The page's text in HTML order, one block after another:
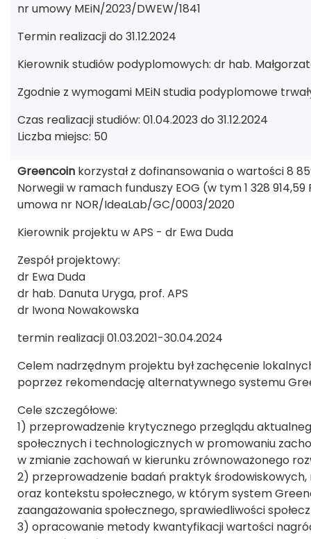
nr umowy MEiN/2023/DWEW/1841
Termin realizacji do 31.12.2024
Kierownik studiów podyplomowych: dr hab.
Zgodnie z wymogami MEiN studia podyplomowe
Czas realizacji studiów: 01.04.2023 do 31.12.2024
Liczba miejsc: 50
Greencoin korzystał z dofinansowania o wartości 8
Norwegii w ramach funduszy EOG (w tym 1 328
umowa nr NOR/IdeaLab/GC/0003/2020
Kierownik projektu w APS - dr Ewa Duda
Zespół projektowy:
dr Ewa Duda
dr hab. Danuta Uryga, prof. APS
dr Iwona Nowakowska
termin realizacji 01.03.2021-30.04.2024
Celem nadrzędnym projektu był zachęcenie
poprzez rekomendację alternatywnego systemu
Cele szczegółowe:
1) przeprowadzenie krytycznego przeglądu
społecznych i technologicznych w promowaniu
w zmianie zachowań w kierunku zrównoważonego
2) przeprowadzenie badań praktyk
oraz kontekstu społecznego, w którym system
zaangażowania społecznego, sprawiedliwości
3) opracowanie metody kwantyfikacji wartości